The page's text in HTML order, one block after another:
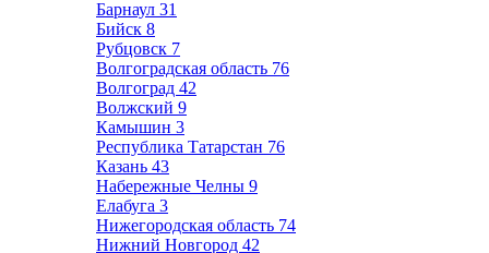
Барнаул 31
Бийск 8
Рубцовск 7
Волгоградская область 76
Волгоград 42
Волжский 9
Камышин 3
Республика Татарстан 76
Казань 43
Набережные Челны 9
Елабуга 3
Нижегородская область 74
Нижний Новгород 42